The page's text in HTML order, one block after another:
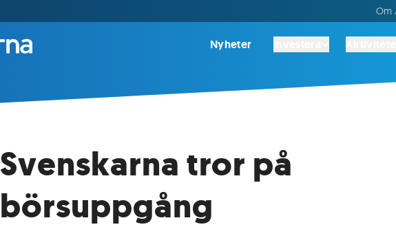
Om
Nyheter
Svenskarna tror på
börsuppgång